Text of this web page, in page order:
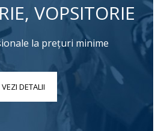
VOPSITORIE
la prețuri minime
VEZI DETALII